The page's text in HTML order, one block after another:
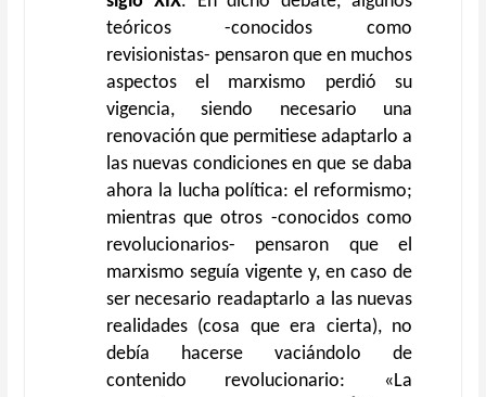
teóricos -conocidos como
revisionistas- pensaron que en muchos
aspectos el marxismo perdió su
vigencia, siendo necesario una
renovación que permitiese adaptarlo a
las nuevas condiciones en que se daba
ahora la lucha política: el reformismo;
mientras que otros -conocidos como
revolucionarios- pensaron que el
marxismo seguía vigente y, en caso de
ser necesario readaptarlo a las nuevas
realidades (cosa que era cierta), no
debía hacerse vaciándolo de
contenido revolucionario: «La